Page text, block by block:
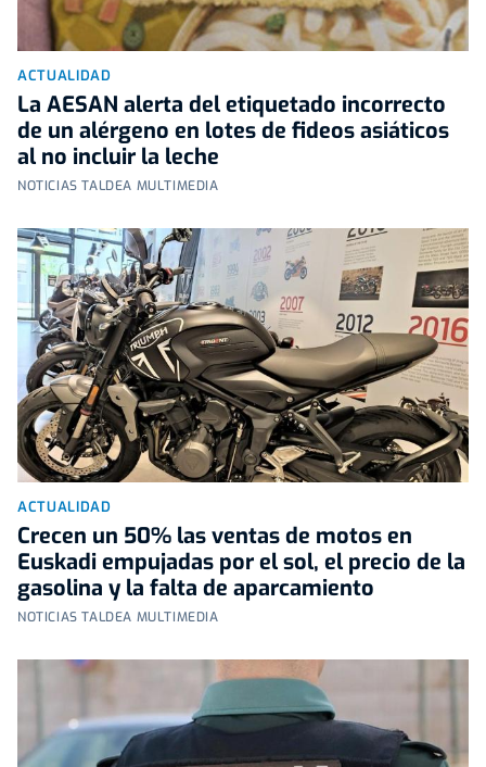
ACTUALIDAD
La AESAN alerta del etiquetado incorrecto
de un alérgeno en lotes de fideos asiáticos
al no incluir la leche
NOTICIAS TALDEA MULTIMEDIA
ACTUALIDAD
Crecen un 50% las ventas de motos en
Euskadi empujadas por el sol, el precio de la
gasolina y la falta de aparcamiento
NOTICIAS TALDEA MULTIMEDIA